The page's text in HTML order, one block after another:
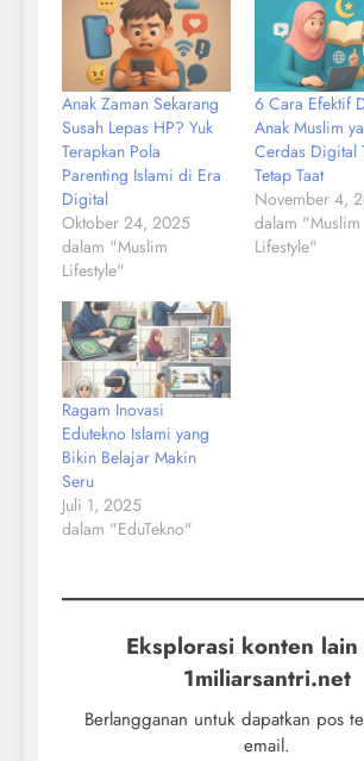
Anak Zaman Sekarang
Susah Lepas HP? Yuk
Terapkan Pola
Parenting Islami di Era
Digital
Oktober 24, 2025
dalam "Muslim
Lifestyle"
6 Cara Efektif
Anak Muslim
Cerdas Digital
Tetap Taat
November 4,
dalam "Muslim
Lifestyle"
Ragam Inovasi
Edutekno Islami yang
Bikin Belajar Makin
Seru
Juli 1, 2025
dalam "EduTekno"
Eksplorasi konten
1miliarsantri.net
Berlangganan untuk dapatkan pos
email.